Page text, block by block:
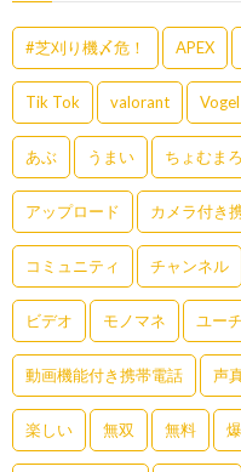
#芝刈り機〆危！ APEX
Tik Tok valorant Vogel
あぶ うまい ちょむまろ
アップロード カメラ付き
コミュニティ チャンネル
ビデオ モノマネ ユー
動画機能付き携帯電話 声
楽しい 無双 無料